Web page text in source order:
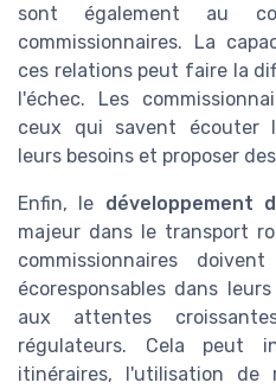
sont également au
commissionnaires. La
ces relations peut faire la
l'échec. Les
ceux qui savent écouter
leurs besoins et proposer
Enfin, le développement
majeur dans le transport
commissionnaires
écoresponsables dans
aux attentes
régulateurs. Cela peut
itinéraires, l'utilisation de